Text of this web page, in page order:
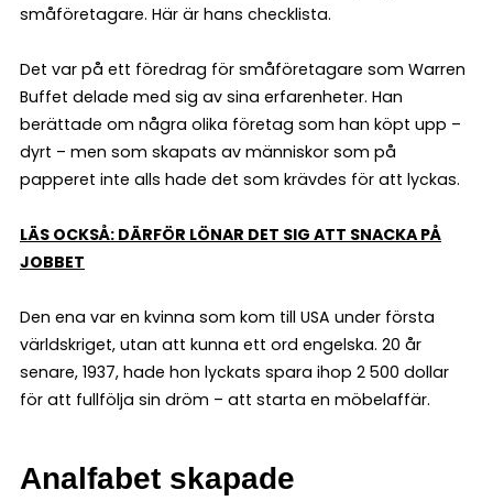
småföretagare. Här är hans checklista.
Det var på ett föredrag för småföretagare som Warren
Buffet delade med sig av sina erfarenheter. Han
berättade om några olika företag som han köpt upp –
dyrt – men som skapats av människor som på
papperet inte alls hade det som krävdes för att lyckas.
LÄS OCKSÅ: DÄRFÖR LÖNAR DET SIG ATT SNACKA PÅ
JOBBET
Den ena var en kvinna som kom till USA under första
världskriget, utan att kunna ett ord engelska. 20 år
senare, 1937, hade hon lyckats spara ihop 2 500 dollar
för att fullfölja sin dröm – att starta en möbelaffär.
Analfabet skapade